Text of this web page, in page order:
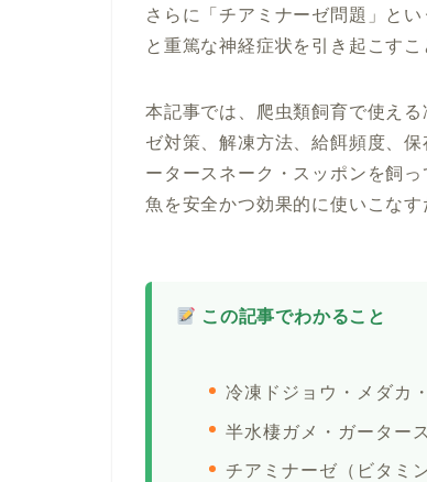
さらに「チアミナーゼ問題」と
と重篤な神経症状を引き起こす
本記事では、爬虫類飼育で使え
ゼ対策、解凍方法、給餌頻度、
ータースネーク・スッポンを飼
魚を安全かつ効果的に使いこな
この記事でわかること
冷凍ドジョウ・メダカ
半水棲ガメ・ガーター
チアミナーゼ（ビタミ